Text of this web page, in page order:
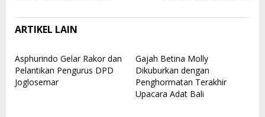
ARTIKEL LAIN
Asphurindo Gelar Rakor dan
Pelantikan Pengurus DPD
Joglosemar
Gajah Betina Molly
Dikuburkan dengan
Penghormatan Terakhir
Upacara Adat Bali